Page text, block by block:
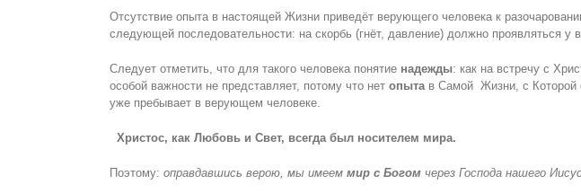
Отсутствие опыта в настоящей Жизни приведёт верующего человека к
следующей последовательности: на скорбь (гнёт, давление) должно проявляться у
Следует отметить, что для такого человека понятие надежды: как на встречу с
особой важности не представляет, потому что нет опыта в Самой Жизни, с Которой
уже пребывает в верующем человеке.
Христос, как Любовь и Свет, всегда был носителем мира.
Поэтому: оправдавшись верою, мы имеем мир с Богомчерез Господа нашего